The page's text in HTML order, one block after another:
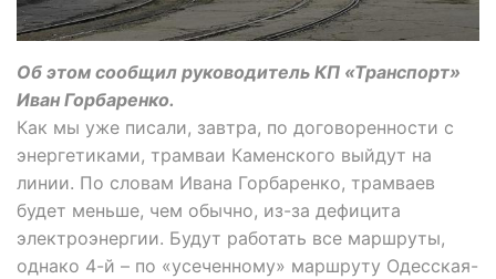
Об этом сообщил руководитель КП «Транспорт»
Иван Горбаренко.
Как мы уже писали, завтра, по договоренности с
энергетиками, трамваи Каменского выйдут на
линии. По словам Ивана Горбаренко, трамваев
будет меньше, чем обычно, из-за дефицита
электроэнергии. Будут работать все маршруты,
однако 4-й – по «усеченному» маршруту Одесская-